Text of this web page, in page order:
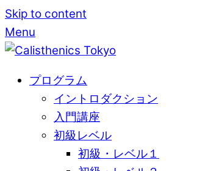
Skip to content
Menu
プログラム
イントロダクション
入門講座
初級レベル
初級・レベル１